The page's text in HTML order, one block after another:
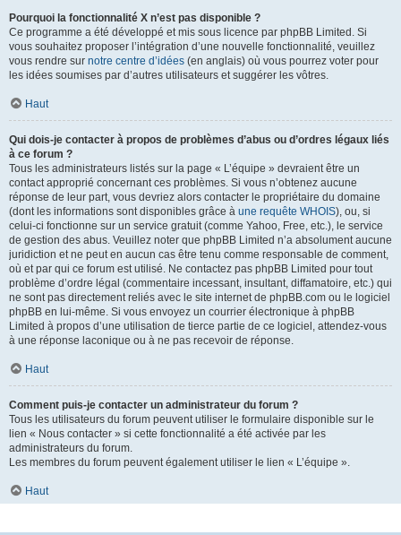
Pourquoi la fonctionnalité X n’est pas disponible ?
Ce programme a été développé et mis sous licence par phpBB Limited. Si
vous souhaitez proposer l’intégration d’une nouvelle fonctionnalité, veuillez
vous rendre sur notre centre d’idées (en anglais) où vous pourrez voter pour
les idées soumises par d’autres utilisateurs et suggérer les vôtres.
Haut
Qui dois-je contacter à propos de problèmes d’abus ou d’ordres légaux liés
à ce forum ?
Tous les administrateurs listés sur la page « L’équipe » devraient être un
contact approprié concernant ces problèmes. Si vous n’obtenez aucune
réponse de leur part, vous devriez alors contacter le propriétaire du domaine
(dont les informations sont disponibles grâce à une requête WHOIS), ou, si
celui-ci fonctionne sur un service gratuit (comme Yahoo, Free, etc.), le service
de gestion des abus. Veuillez noter que phpBB Limited n’a absolument aucune
juridiction et ne peut en aucun cas être tenu comme responsable de comment,
où et par qui ce forum est utilisé. Ne contactez pas phpBB Limited pour tout
problème d’ordre légal (commentaire incessant, insultant, diffamatoire, etc.) qui
ne sont pas directement reliés avec le site internet de phpBB.com ou le logiciel
phpBB en lui-même. Si vous envoyez un courrier électronique à phpBB
Limited à propos d’une utilisation de tierce partie de ce logiciel, attendez-vous
à une réponse laconique ou à ne pas recevoir de réponse.
Haut
Comment puis-je contacter un administrateur du forum ?
Tous les utilisateurs du forum peuvent utiliser le formulaire disponible sur le
lien « Nous contacter » si cette fonctionnalité a été activée par les
administrateurs du forum.
Les membres du forum peuvent également utiliser le lien « L’équipe ».
Haut